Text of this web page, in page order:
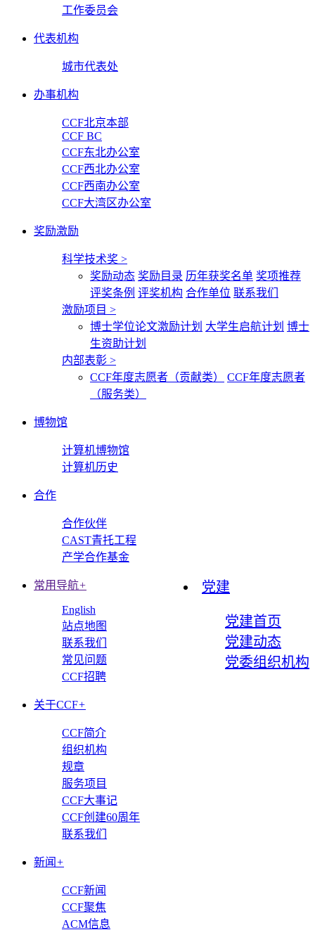
工作委员会
代表机构
城市代表处
办事机构
CCF北京本部
CCF BC
CCF东北办公室
CCF西北办公室
CCF西南办公室
CCF大湾区办公室
奖励激励
科学技术奖 >
奖励动态 奖励目录 历年获奖名单 奖项推荐
评奖条例 评奖机构 合作单位 联系我们
激励项目 >
博士学位论文激励计划 大学生启航计划 博士
生资助计划
内部表彰 >
CCF年度志愿者（贡献类）
CCF年度志愿者
（服务类）
博物馆
计算机博物馆
计算机历史
合作
合作伙伴
CAST青托工程
产学合作基金
党建
党建首页
党建动态
党委组织机构
常用导航+
English
站点地图
联系我们
常见问题
CCF招聘
关于CCF+
CCF简介
组织机构
规章
服务项目
CCF大事记
CCF创建60周年
联系我们
新闻 +
CCF新闻
CCF聚焦
ACM信息